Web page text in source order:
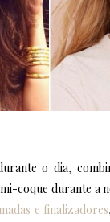
o dia,
coque durante a
e finalizadores